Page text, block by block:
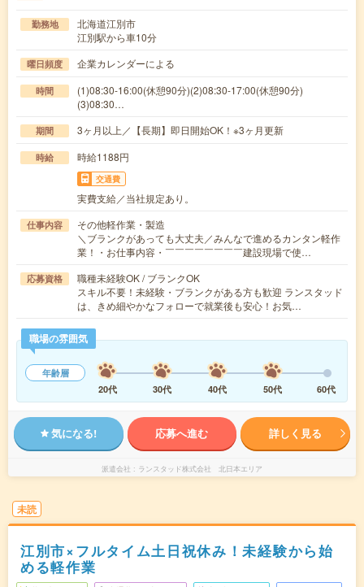
勤務地
北海道江別市
江別駅から車10分
曜日頻度 企業カレンダーによる
時間
(1)08:30-16:00(休憩90分)(2)08:30-17:00(休憩90分)
(3)08:30…
期間 3ヶ月以上／【長期】即日開始OK！※3ヶ月更新
時給 時給1188円
交通費
実費支給／当社規定あり。
仕事内容
その他軽作業・製造
＼ブランクがあっても大丈夫／みんなで進めるカンタン軽作
業！・お仕事内容・￣￣￣￣￣￣￣￣建設現場で使…
応募資格
職種未経験OK / ブランクOK
スキル不要！未経験・ブランクがある方も歓迎 ランスタッド
は、きめ細やかなフォローで就業後も安心！お気…
職場の雰囲気
年齢層
20代
30代 40代 50代 60代
気になる! 応募へ進む 詳しく見る
派遣会社 ランスタッド株式会社 北日本エリア
未読
江別市×フルタイム土日祝休み！未経験から始
める軽作業